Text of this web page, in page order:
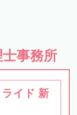
事務所
イド 新